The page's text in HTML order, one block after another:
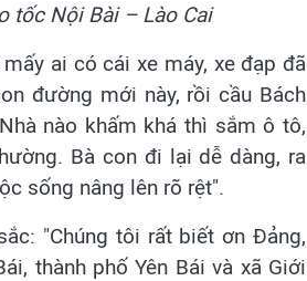
tốc Nội Bài – Lào Cai
ai có cái xe máy, xe đạp đã
đường mới này, rồi cầu Bách
nào khấm khá thì sắm ô tô,
Bà con đi lại dễ dàng, ra
sống nâng lên rõ rệt".
"Chúng tôi rất biết ơn Đảng,
thành phố Yên Bái và xã Giới